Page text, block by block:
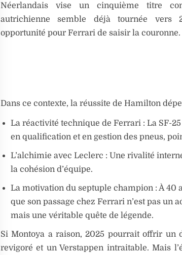
Néerlandais vise un cinquième titre
autrichienne semble déjà tournée vers
opportunité pour Ferrari de saisir la couronne.
Dans ce contexte, la réussite de Hamilton
La réactivité technique de Ferrari : La SF-
en qualification et en gestion des pneus,
L’alchimie avec Leclerc : Une rivalité
la cohésion d’équipe.
La motivation du septuple champion : À 40
que son passage chez Ferrari n’est pas un
mais une véritable quête de légende.
Si Montoya a raison, 2025 pourrait offrir un
revigoré et un Verstappen intraitable. Mais